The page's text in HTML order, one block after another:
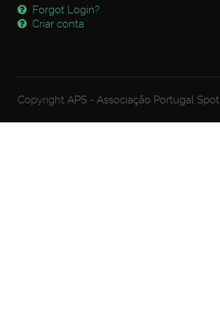
Forgot Login?
Criar conta
Copyright APS - Associação Portugal